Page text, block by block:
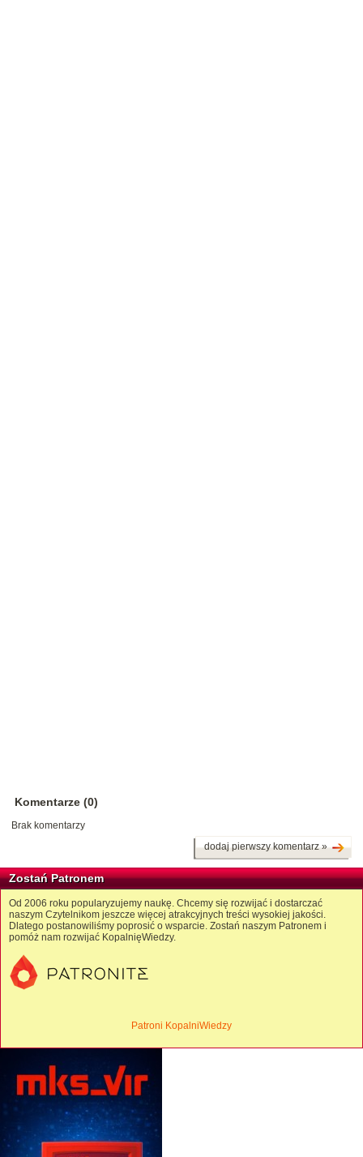
Komentarze (0)
Brak komentarzy
dodaj pierwszy komentarz »
Zostań Patronem
Od 2006 roku popularyzujemy naukę. Chcemy się rozwijać i dostarczać
naszym Czytelnikom jeszcze więcej atrakcyjnych treści wysokiej jakości.
Dlatego postanowiliśmy poprosić o wsparcie. Zostań naszym Patronem i
pomóż nam rozwijać KopalnięWiedzy.
Patroni KopalniWiedzy